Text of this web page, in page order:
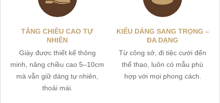
TĂNG CHIỀU CAO TỰ
NHIÊN
Giày được thiết kế thông
minh, nâng chiều cao 5–10cm
mà vẫn giữ dáng tự nhiên,
thoải mái.
KIỂU DÁNG SANG TRỌNG –
ĐA DẠNG
Từ công sở, đi tiệc cưới đến
thể thao, luôn có mẫu phù
hợp với mọi phong cách.